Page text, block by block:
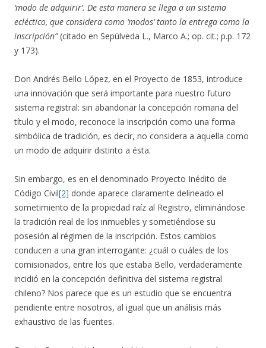
‘modo de adquirir’. De esta manera se llega a un sistema
ecléctico, que considera como ‘modos’ tanto la entrega como la
inscripción”(citado en Sepúlveda L., Marco A.; op. cit.; p.p. 172
y 173).
Don Andrés Bello López, en el Proyecto de 1853, introduce
una innovación que será importante para nuestro futuro
sistema registral: sin abandonar la concepción romana del
título y el modo, reconoce la inscripción como una forma
simbólica de tradición, es decir, no considera a aquella como
un modo de adquirir distinto a ésta.
Sin embargo, es en el denominado Proyecto Inédito de
Código Civil[2] donde aparece claramente delineado el
sometimiento de la propiedad raíz al Registro, eliminándose
la tradición real de los inmuebles y sometiéndose su
posesión al régimen de la inscripción. Estos cambios
conducen a una gran interrogante: ¿cuál o cuáles de los
comisionados, entre los que estaba Bello, verdaderamente
incidió en la concepción definitiva del sistema registral
chileno? Nos parece que es un estudio que se encuentra
pendiente entre nosotros, al igual que un análisis más
exhaustivo de las fuentes.